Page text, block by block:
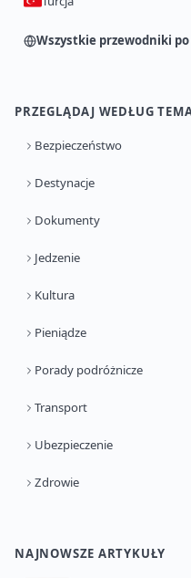
Wszystkie przewodniki
PRZEGLĄDAJ WEDŁUG
Bezpieczeństwo
Destynacje
Dokumenty
Jedzenie
Kultura
Pieniądze
Porady podróżnicze
Transport
Ubezpieczenie
Zdrowie
NAJNOWSZE ARTYKUŁY